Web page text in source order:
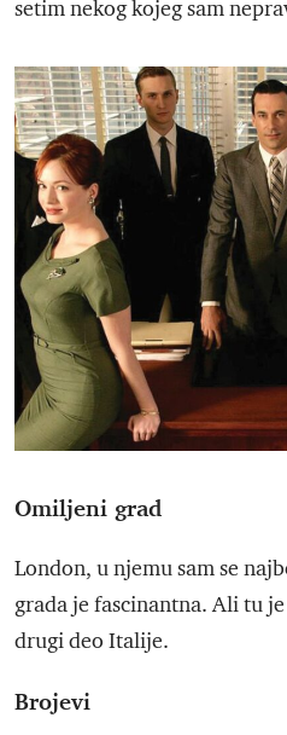
setim nekog kojeg sam
Omiljeni grad
London, u njemu sam se
grada je fascinantna. Ali tu
drugi deo Italije.
Brojevi